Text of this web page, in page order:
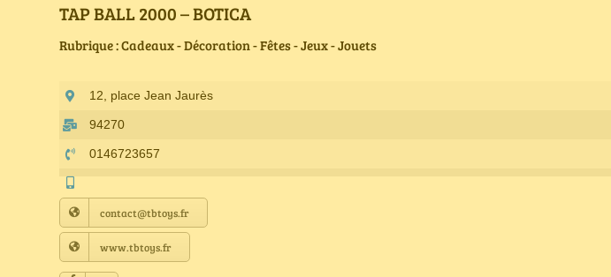
TAP BALL 2000 – BOTICA
Rubrique : Cadeaux - Décoration - Fêtes - Jeux - Jouets
12, place Jean Jaurès
94270
0146723657
contact@tbtoys.fr
www.tbtoys.fr